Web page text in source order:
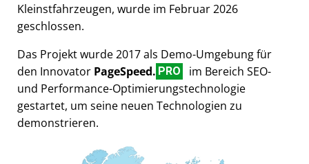
Kleinstfahrzeugen, wurde im Februar 2026
geschlossen.
Das Projekt wurde 2017 als Demo-Umgebung für
den Innovator PageSpeed. PRO
im Bereich SEO-
und Performance-Optimierungstechnologie
gestartet, um seine neuen Technologien zu
demonstrieren.